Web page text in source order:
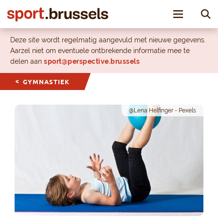
Toggle
Deze site wordt regelmatig aangevuld met nieuwe gegevens.
Aarzel niet om eventuele ontbrekende informatie mee te
delen aan sport@perspective.brussels
GYMNASTIEK
@Lena Helfinger - Pexels